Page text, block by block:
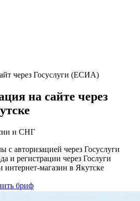
через Госуслуги (ЕСИА)
на сайте через
и СНГ
с авторизацией через Госуслуги
и регистрации через Гослуги
магазин в Якутске
бриф